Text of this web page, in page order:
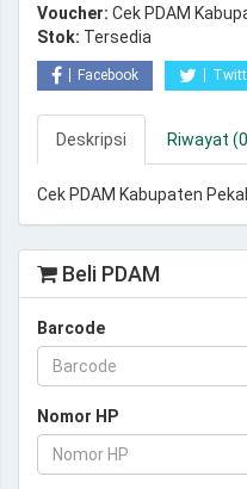
Voucher: Cek PDAM
Stok: Tersedia
Facebook
Deskripsi Riwayat
Cek PDAM Kabupaten
Beli PDAM
Barcode
Nomor HP